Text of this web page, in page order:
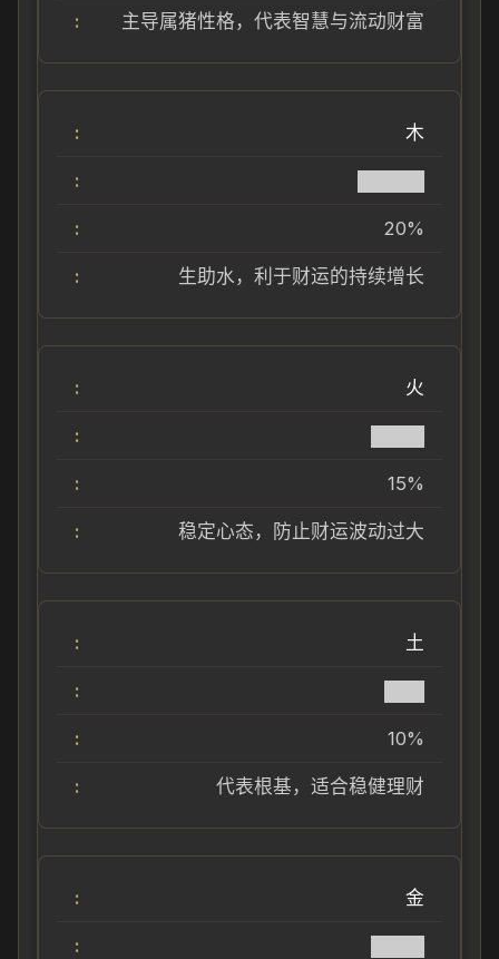
主导属猪性格，代表智慧与流动财富
木
20%
生助水，利于财运的持续增长
火
15%
稳定心态，防止财运波动过大
土
10%
代表根基，适合稳健理财
金